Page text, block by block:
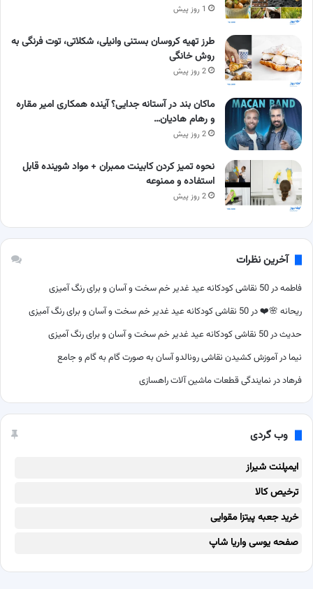
1 روز پیش
طرز تهیه کروسان بستنی وانیلی، شکلاتی، توت فرنگی به
روش خانگی
2 روز پیش
ماکان بند در آستانه جدایی؟ آینده همکاری امیر مقاره
و رهام هادیان…
2 روز پیش
نحوه تمیز کردن کابینت ممبران + مواد شوینده قابل
استفاده و ممنوعه
2 روز پیش
آخرین نظرات
فاطمهدر 50 نقاشی کودکانه عید غدیر خم سخت و آسان و برای رنگ آمیزی
ریحانه 🌸❤️در 50 نقاشی کودکانه عید غدیر خم سخت و آسان و برای رنگ آمیزی
حدیثدر 50 نقاشی کودکانه عید غدیر خم سخت و آسان و برای رنگ آمیزی
نیما درآموزش کشیدن نقاشی رونالدو آسان به صورت گام به گام و جامع
فرهاددر نمایندگی قطعات ماشین آلات راهسازی
وب گردی
ایمپلنت شیراز
ترخیص کالا
خرید جعبه پیتزا مقوایی
صفحه یوسی واریا شاپ